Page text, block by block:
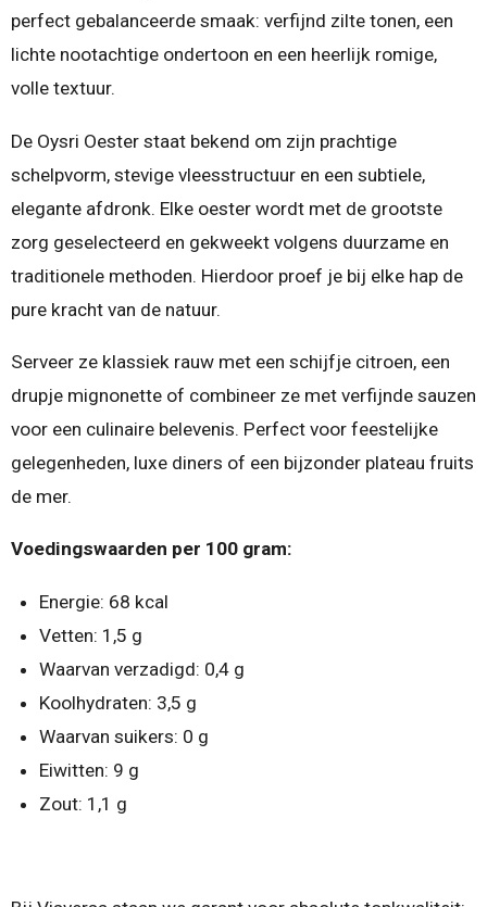
perfect gebalanceerde smaak: verfijnd zilte tonen, een
lichte nootachtige ondertoon en een heerlijk romige,
volle textuur.
De Oysri Oester staat bekend om zijn prachtige
schelpvorm, stevige vleesstructuur en een subtiele,
elegante afdronk. Elke oester wordt met de grootste
zorg geselecteerd en gekweekt volgens duurzame en
traditionele methoden. Hierdoor proef je bij elke hap de
pure kracht van de natuur.
Serveer ze klassiek rauw met een schijfje citroen, een
drupje mignonette of combineer ze met verfijnde sauzen
voor een culinaire belevenis. Perfect voor feestelijke
gelegenheden, luxe diners of een bijzonder plateau fruits
de mer.
Voedingswaarden per 100 gram:
Energie: 68 kcal
Vetten: 1,5 g
Waarvan verzadigd: 0,4 g
Koolhydraten: 3,5 g
Waarvan suikers: 0 g
Eiwitten: 9 g
Zout: 1,1 g